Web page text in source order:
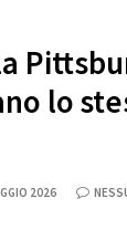
lo
2026